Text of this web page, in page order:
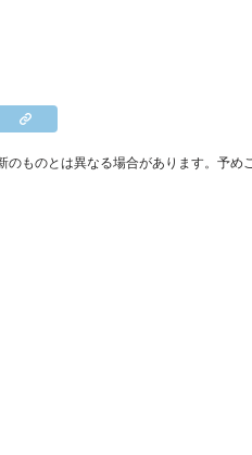
ものとは異なる場合があります。予め